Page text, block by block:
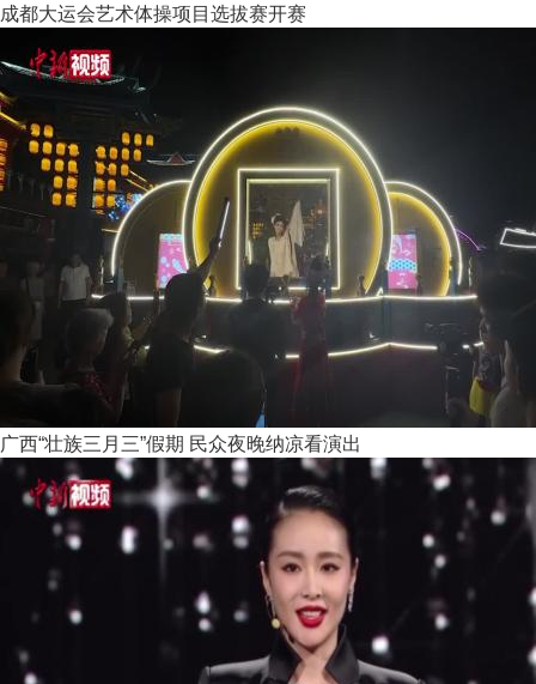
成都大运会艺术体操项目选拔赛开赛
广西“壮族三月三”假期 民众夜晚纳凉看演出